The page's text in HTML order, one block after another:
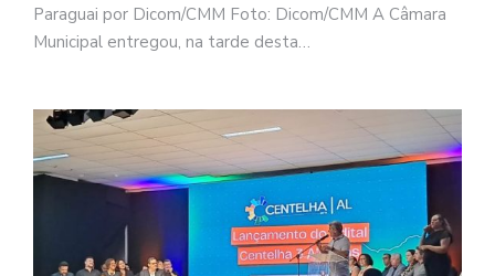
Paraguai por Dicom/CMM Foto: Dicom/CMM A Câmara
Municipal entregou, na tarde desta…